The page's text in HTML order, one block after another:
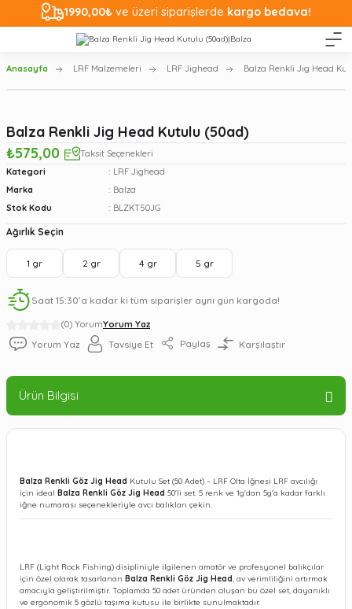
1990,00₺ ve üzeri siparişlerde kargo bedava!
Anasayfa LRF Malzemeleri LRF Jighead Balza Renkli Jig Head
(0) YorumYorum Yaz
Balza Renkli Jig Head Kutulu (50ad)
₺575,00
Taksit Seçenekleri
Kategori
LRF Jighead
Marka
Balza
Stok Kodu
BLZKT50JG
Ağırlık Seçin
1 gr 2 gr 4 gr 5 gr
Saat 15:30’a kadar ki tüm siparişler aynı gün kargoda!
Yorum Yaz Tavsiye Et Paylaş Karşılaştır
Ürün Bilgisi
Balza Renkli Göz Jig Head Kutulu Set (50 Adet) – LRF Olta İğnesi LRF avcılığı
için ideal Balza Renkli Göz Jig Head 50'li set. 5 renk ve 1g'dan 5g'a kadar farklı
iğne numarası seçenekleriyle avcı balıkları çekin.
LRF (Light Rock Fishing) disipliniyle ilgilenen amatör ve profesyonel balıkçılar
için özel olarak tasarlanan Balza Renkli Göz Jig Head, av verimliliğini artırmak
amacıyla geliştirilmiştir. Toplamda 50 adet üründen oluşan bu özel set, dayanıklı
ve ergonomik 5 gözlü taşıma kutusu ile birlikte sunulmaktadır.